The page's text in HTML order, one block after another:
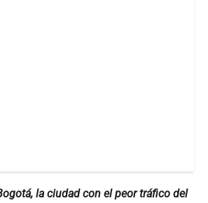
la ciudad con el peor tráfico del